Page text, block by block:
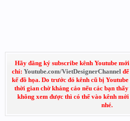
Hãy đăng ký subscribe kênh Youtube
chỉ: Youtube.com/VietDesignerChannel
kế đồ họa. Do trước đó kênh cũ bị
thời gian chờ kháng cáo nếu các bạn
không xem được thì có thể vào kênh
nhé.